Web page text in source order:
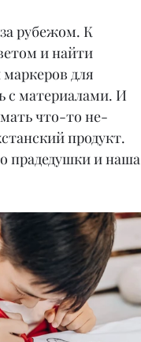
рубежом. К
и найти
для
с материалами. И
что-то не-
продукт.
прадедушки и наша